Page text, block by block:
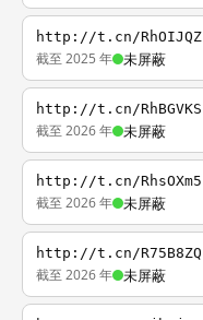
http://t.cn/RhOIJQZ
截至 2025 年 未屏蔽
http://t.cn/RhBGVKS
截至 2026 年 未屏蔽
http://t.cn/RhsOXm5
截至 2026 年 未屏蔽
http://t.cn/R75B8ZQ
截至 2026 年 未屏蔽